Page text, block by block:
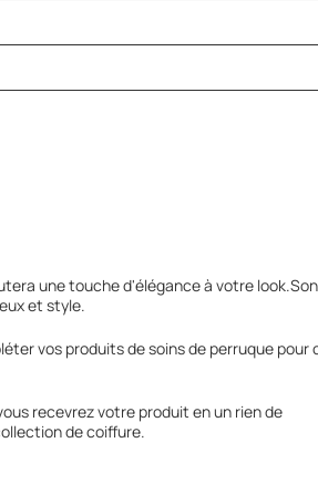
une touche d'élégance à votre
et style.
vos produits de soins de perruque pour
recevrez votre produit en un rien de
de coiffure.